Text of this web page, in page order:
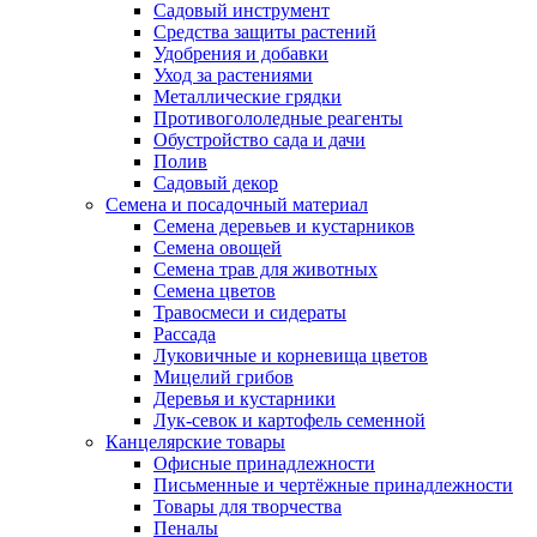
Садовый инструмент
Средства защиты растений
Удобрения и добавки
Уход за растениями
Металлические грядки
Противогололедные реагенты
Обустройство сада и дачи
Полив
Садовый декор
Семена и посадочный материал
Семена деревьев и кустарников
Семена овощей
Семена трав для животных
Семена цветов
Травосмеси и сидераты
Рассада
Луковичные и корневища цветов
Мицелий грибов
Деревья и кустарники
Лук-севок и картофель семенной
Канцелярские товары
Офисные принадлежности
Письменные и чертёжные принадлежности
Товары для творчества
Пеналы